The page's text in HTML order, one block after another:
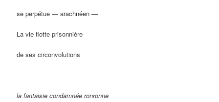
se perpétue — arachnéen —
La vie flotte prisonnière
de ses circonvolutions
la fantaisie condamnée ronronne